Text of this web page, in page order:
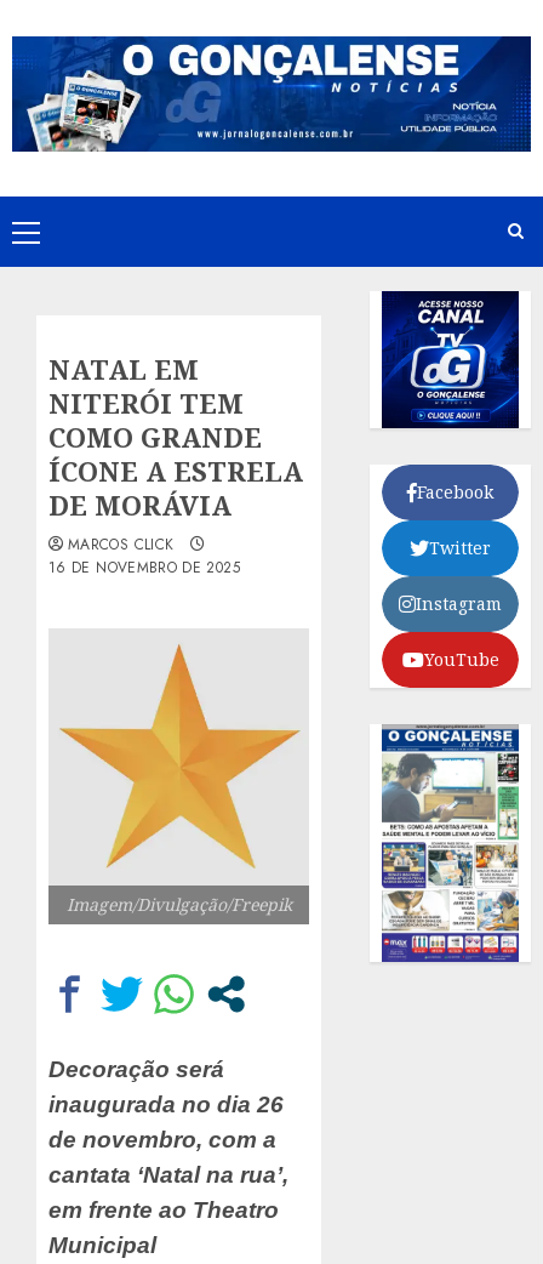
to
content
Primary
Menu
NATAL EM
NITERÓI TEM
COMO GRANDE
ÍCONE A ESTRELA
DE MORÁVIA
MARCOS CLICK
16 DE NOVEMBRO DE 2025
Imagem/Divulgação/Freepik
Decoração será
inaugurada no dia 26
de novembro, com a
cantata ‘Natal na rua’,
em frente ao Theatro
Municipal
Facebook
Twitter
Instagram
YouTube